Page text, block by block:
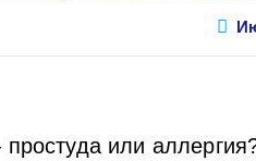
простуда или